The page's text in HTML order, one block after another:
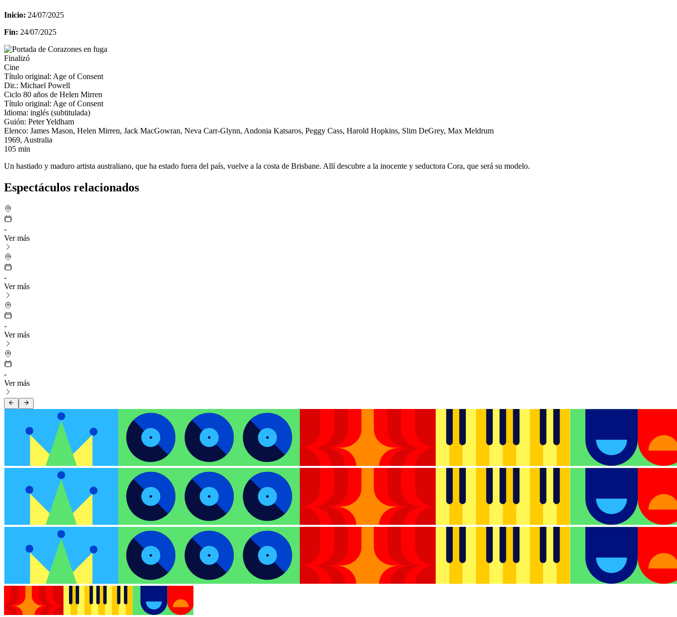
Inicio: 24/07/2025
Fin: 24/07/2025
Finalizó
Cine
Título original: Age of Consent
Dir.: Michael Powell
Ciclo 80 años de Helen Mirren
Título original: Age of Consent
Idioma: inglés (subtitulada)
Guión: Peter Yeldham
Elenco: James Mason, Helen Mirren, Jack MacGowran, Neva Carr-Glynn, Andonia Katsaros, Peggy Cass, Harold Hopkins, Slim DeGrey, Max Meldrum
1969, Australia
105 min
Un hastiado y maduro artista australiano, que ha estado fuera del país, vuelve a la costa de Brisbane. Allí descubre a la inocente y seductora Cora, que será su modelo.
Espectáculos relacionados
-
Ver más
-
Ver más
-
Ver más
-
Ver más